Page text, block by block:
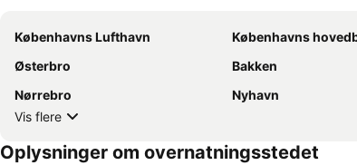
Københavns Lufthavn Københavns
Østerbro
Bakken
Nørrebro
Nyhavn
Vis flere
Oplysninger om overnatningsstedet